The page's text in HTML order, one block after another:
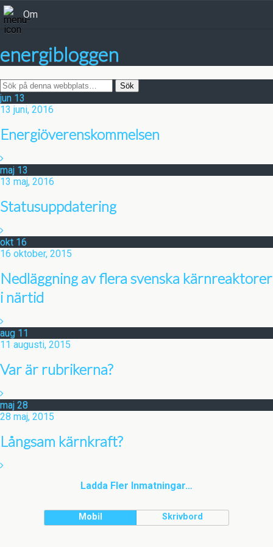
Om
energibloggen
jun 13
13 juni, 2016
Energiöverenskommelsen
maj 13
13 maj, 2016
Statusuppdatering
okt 16
16 oktober, 2015
Nedläggning av flera svenska kärnreaktorer
i närtid
aug 11
11 augusti, 2015
Var är rubrikerna?
maj 28
28 maj, 2015
Långsam kärnkraft?
Ladda Fler Inmatningar…
Mobil Skrivbord